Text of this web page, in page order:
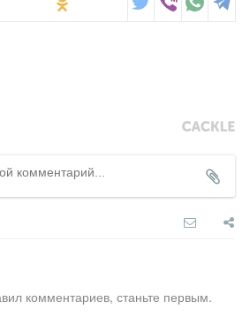
комментариев, станьте первым.